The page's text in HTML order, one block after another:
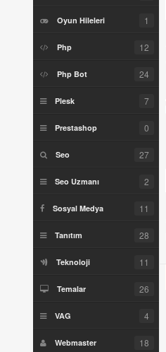
Oyun Hileleri 1
Php 12
Php Bot 24
Plesk 7
Prestashop 0
Seo 27
Seo Uzmanı 2
Sosyal Medya 11
Tanıtım 28
Teknoloji 11
Temalar 26
VAG 4
Webmaster 18